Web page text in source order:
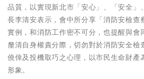
品質，以實現新北市「安心」、「安全」
長李清安表示，會中所分享「消防安檢查
實例，和消防工作密不可分，也提醒與會
釐清自身權責分際，切勿對於消防安全檢
僥倖及投機取巧之心理，以市民生命財產
形象。